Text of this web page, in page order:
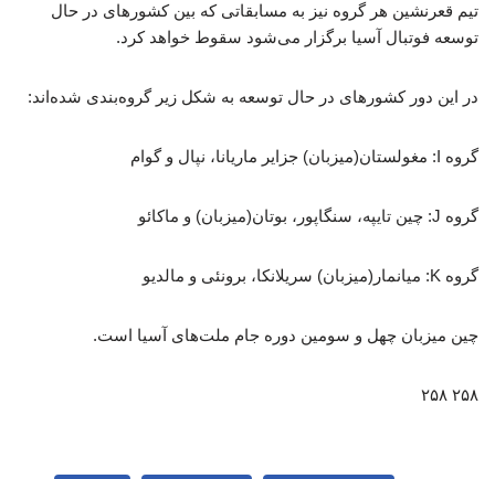
تیم قعرنشین هر گروه نیز به مسابقاتی که بین کشورهای در حال
توسعه فوتبال آسیا برگزار می‌شود سقوط خواهد کرد.
در این دور کشورهای در حال توسعه به شکل زیر گروه‌بندی شده‌اند:
گروه I: مغولستان(میزبان) جزایر ماریانا، نپال و گوام
گروه J: چین تایپه، سنگاپور، بوتان(میزبان) و ماکائو
گروه K: میانمار(میزبان) سریلانکا، برونئی و مالدیو
چین میزبان چهل و سومین دوره جام ملت‌های آسیا است.
۲۵۸ ۲۵۸